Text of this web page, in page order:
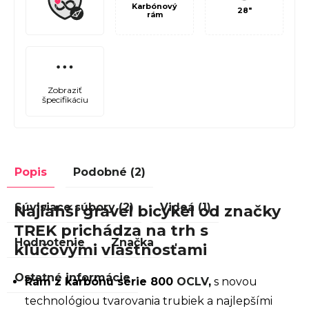
Karbónový
rám
28"
Zobraziť
špecifikáciu
Popis Podobné (2)
Súvisiace súbory (2) Videá (1)
Hodnotenie Značka
Ostatné informácie
Najľahší gravel bicykel od značky
TREK prichádza na trh s
kľúčovými vlastnosťami
Rám z karbónu série 800 OCLV, s novou
technológiou tvarovania trubiek a najlepšími